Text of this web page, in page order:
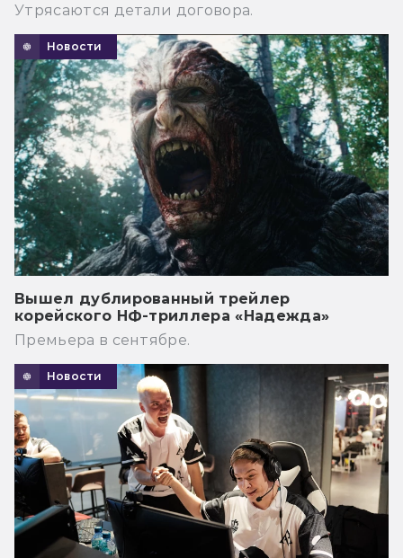
Утрясаются детали договора.
Новости
Вышел дублированный трейлер
корейского НФ-триллера «Надежда»
Премьера в сентябре.
Новости